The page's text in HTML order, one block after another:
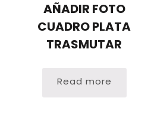
AÑADIR FOTO
CUADRO PLATA
TRASMUTAR
Read more